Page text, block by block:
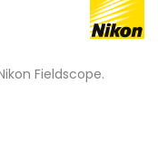
Fieldscope.